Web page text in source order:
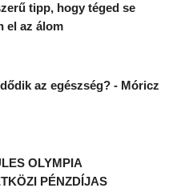
tipp, hogy téged se
el az álom
az egészség? - Móricz
OLYMPIA
PÉNZDÍJAS